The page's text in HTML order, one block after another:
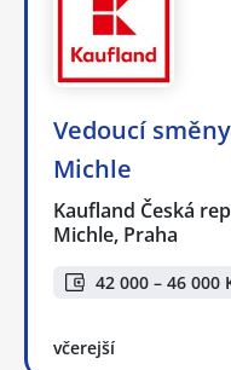
Vedoucí
Michle
Kaufland Česká
Michle, Praha
42 000 – 46 000
včerejší